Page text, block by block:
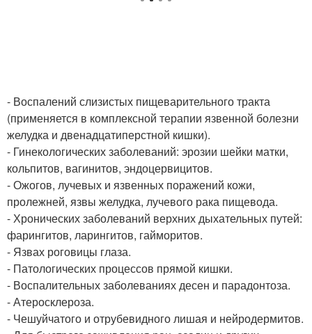
- Воспалений слизистых пищеварительного тракта
(применяется в комплексной терапии язвенной болезни
желудка и двенадцатиперстной кишки).
- Гинекологических заболеваний: эрозии шейки матки,
кольпитов, вагинитов, эндоцервицитов.
- Ожогов, лучевых и язвенных поражений кожи,
пролежней, язвы желудка, лучевого рака пищевода.
- Хронических заболеваний верхних дыхательных путей:
фарингитов, ларингитов, гайморитов.
- Язвах роговицы глаза.
- Патологических процессов прямой кишки.
- Воспалительных заболеваниях десен и парадонтоза.
- Атеросклероза.
- Чешуйчатого и отрубевидного лишая и нейродермитов.